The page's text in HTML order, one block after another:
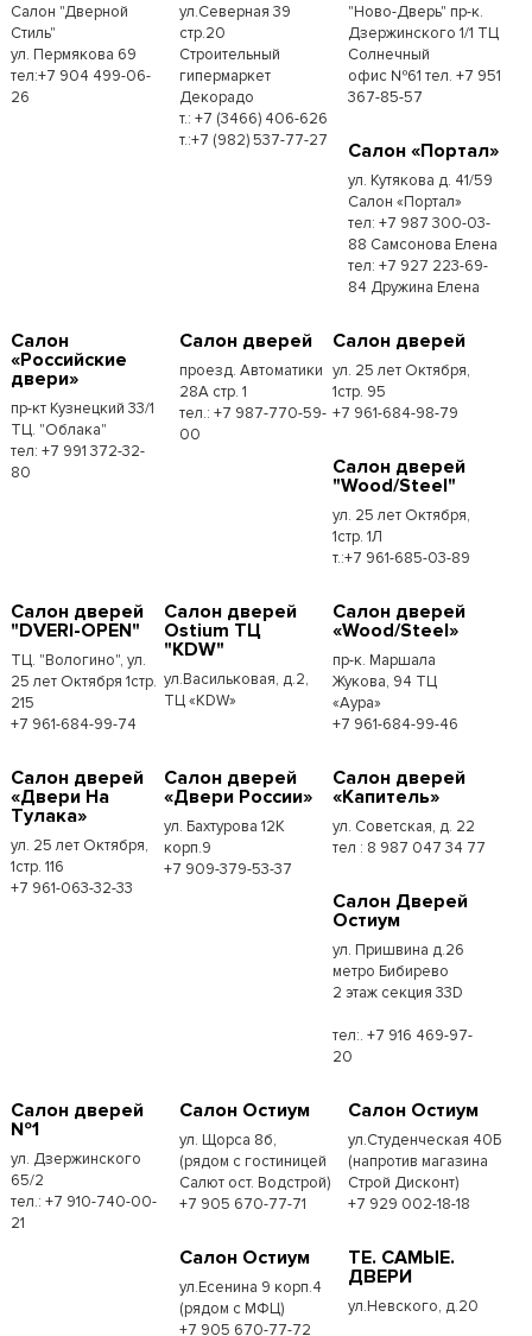
Салон "Дверной
Стиль"
ул. Пермякова 69
тел:+7 904 499-06-
26
ул.Северная 39
стр.20
Строительный
гипермаркет
Декорадо
т.: +7 (3466) 406-626
т.:+7 (982) 537-77-27
"Ново-Дверь" пр-к.
Дзержинского 1/1 ТЦ
Солнечный
офис №61 тел. +7 951
367-85-57
Салон «Портал»
ул. Кутякова д. 41/59
Салон «Портал»
тел: +7 987 300-03-
88 Самсонова Елена
тел: +7 927 223-69-
84 Дружина Елена
Салон
«Российские
двери»
пр-кт Кузнецкий 33/1
ТЦ. "Облака"
тел: +7 991 372-32-
80
Салон дверей
проезд. Автоматики
28А стр. 1
тел.: +7 987-770-59-
00
Салон дверей
ул. 25 лет Октября,
1стр. 95
+7 961-684-98-79
Салон дверей
"Wood/Steel"
ул. 25 лет Октября,
1стр. 1Л
т.:+7 961-685-03-89
Салон дверей
"DVERI-OPEN"
ТЦ. "Вологино", ул.
25 лет Октября 1стр.
215
+7 961-684-99-74
Салон дверей
Ostium ТЦ
"KDW"
ул.Васильковая, д.2,
ТЦ «KDW»
Салон дверей
«Wood/Steel»
пр-к. Маршала
Жукова, 94 ТЦ
«Аура»
+7 961-684-99-46
Салон дверей
«Двери На
Тулака»
ул. 25 лет Октября,
1стр. 116
+7 961-063-32-33
Салон дверей
«Двери России»
ул. Бахтурова 12К
корп.9
+7 909-379-53-37
Салон дверей
«Капитель»
ул. Советская, д. 22
тел : 8 987 047 34 77
Салон Дверей
Остиум
ул. Пришвина д.26
метро Бибирево
2 этаж секция 33D
тел:. +7 916 469-97-
20
Салон дверей
№1
ул. Дзержинского
65/2
тел.: +7 910-740-00-
21
Салон Остиум
ул. Щорса 8б,
(рядом с гостиницей
Салют ост. Водстрой)
+7 905 670-77-71
Салон Остиум
ул.Студенческая 40Б
(напротив магазина
Строй Дисконт)
+7 929 002-18-18
Салон Остиум
ул.Есенина 9 корп.4
(рядом с МФЦ)
+7 905 670-77-72
ТЕ. САМЫЕ.
ДВЕРИ
ул.Невского, д.20